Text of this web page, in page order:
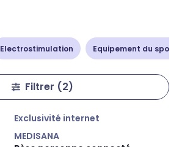
Electrostimulation Equipement du
Filtrer (2)
Exclusivité internet
MEDISANA